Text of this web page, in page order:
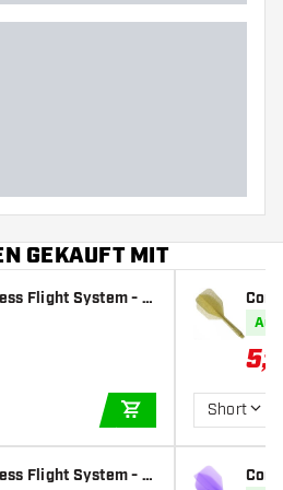
GEKAUFT MIT
Flight System - S
Dart Flights
IN DEN
Flight System - S
all
Auf
5,56
Short